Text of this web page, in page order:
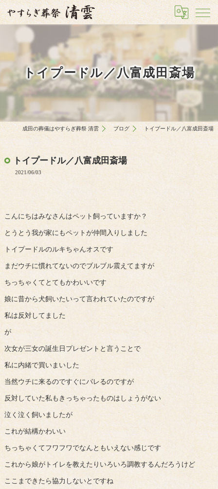
トイプードル／八富成田斎場
成田の葬儀はやすらぎ葬祭 清雲 ブログ トイプードル／八富成田斎場
トイプードル／八富成田斎場
2021/06/03
こんにちはみなさんはペット飼っていますか？
とうとう我が家にもペットが仲間入りしました
トイプードルのルキちゃんオスです
まだウチに慣れてないのでブルブル震えてますが
ちっちゃくてとてもかわいいです
娘に昔から犬飼いたいって言われていたのですが
私は反対してました
が
次女が三女の誕生日プレゼントと言うことで
私に内緒で買いまいした
当然ウチに来るのですぐにバレるのですが
反対していた私もきっちゃったものはしょうがない
泣く泣く飼いましたが
これが結構かわいい
ちっちゃくてフワフワでなんともいえない感じです
これから娘がトイレを教えたりいろいろ調教するんだろうけど
ここまできたら協力しないとですね